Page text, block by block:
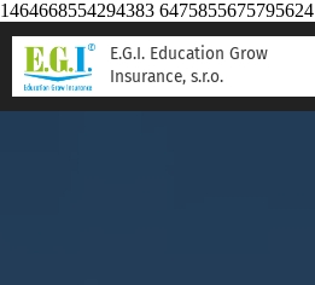
1464668554294383 6475855675795624
E.G.I. Education Grow
Insurance, s.r.o.